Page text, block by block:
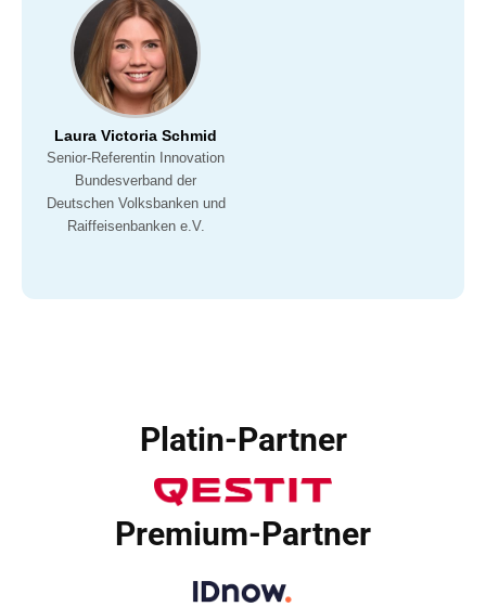
Laura Victoria Schmid
Senior-Referentin Innovation
Bundesverband der
Deutschen Volksbanken und
Raiffeisenbanken e.V.
Platin-Partner
Premium-Partner